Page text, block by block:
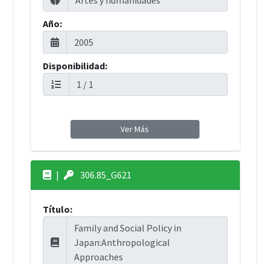
Año:
Disponibilidad:
Ver Más
| 306.85_G621
Título: